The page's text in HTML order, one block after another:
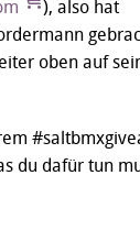
), also hat
oben auf
du dafür tun